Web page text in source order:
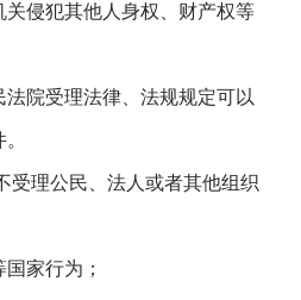
关侵犯其他人身权、财产权等
法院受理法律、法规规定可以
受理公民、法人或者其他组织
国家行为；